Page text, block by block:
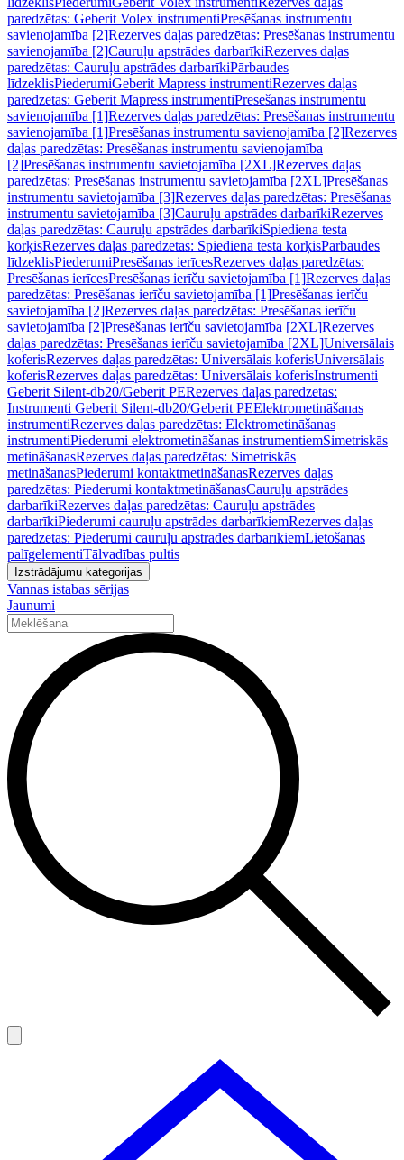
paredzētas: Geberit Volex instrumentiPresēšanas instrumentu
savienojamība [2]Rezerves daļas paredzētas: Presēšanas instrumentu
savienojamība [2]Cauruļu apstrādes darbarīkiRezerves daļas
paredzētas: Cauruļu apstrādes darbarīkiPārbaudes
līdzeklisPiederumiGeberit Mapress instrumentiRezerves daļas
paredzētas: Geberit Mapress instrumentiPresēšanas instrumentu
savienojamība [1]Rezerves daļas paredzētas: Presēšanas instrumentu
savienojamība [1]Presēšanas instrumentu savienojamība [2]Rezerves
daļas paredzētas: Presēšanas instrumentu savienojamība
[2]Presēšanas instrumentu savietojamība [2XL]Rezerves daļas
paredzētas: Presēšanas instrumentu savietojamība [2XL]Presēšanas
instrumentu savietojamība [3]Rezerves daļas paredzētas: Presēšanas
instrumentu savietojamība [3]Cauruļu apstrādes darbarīkiRezerves
daļas paredzētas: Cauruļu apstrādes darbarīkiSpiediena testa
korķisRezerves daļas paredzētas: Spiediena testa korķisPārbaudes
līdzeklisPiederumiPresēšanas ierīcesRezerves daļas paredzētas:
Presēšanas ierīcesPresēšanas ierīču savietojamība [1]Rezerves daļas
paredzētas: Presēšanas ierīču savietojamība [1]Presēšanas ierīču
savietojamība [2]Rezerves daļas paredzētas: Presēšanas ierīču
savietojamība [2]Presēšanas ierīču savietojamība [2XL]Rezerves
daļas paredzētas: Presēšanas ierīču savietojamība [2XL]Universālais
koferisRezerves daļas paredzētas: Universālais koferisUniversālais
koferisRezerves daļas paredzētas: Universālais koferisInstrumenti
Geberit Silent-db20/Geberit PERezerves daļas paredzētas:
Instrumenti Geberit Silent-db20/Geberit PEElektrometināšanas
instrumentiRezerves daļas paredzētas: Elektrometināšanas
instrumentiPiederumi elektrometināšanas instrumentiemSimetriskās
metināšanasRezerves daļas paredzētas: Simetriskās
metināšanasPiederumi kontaktmetināšanasRezerves daļas
paredzētas: Piederumi kontaktmetināšanasCauruļu apstrādes
darbarīkiRezerves daļas paredzētas: Cauruļu apstrādes
darbarīkiPiederumi cauruļu apstrādes darbarīkiemRezerves daļas
paredzētas: Piederumi cauruļu apstrādes darbarīkiemLietošanas
palīgelementiTālvadības pultis
Izstrādājumu kategorijas
Vannas istabas sērijas
Jaunumi